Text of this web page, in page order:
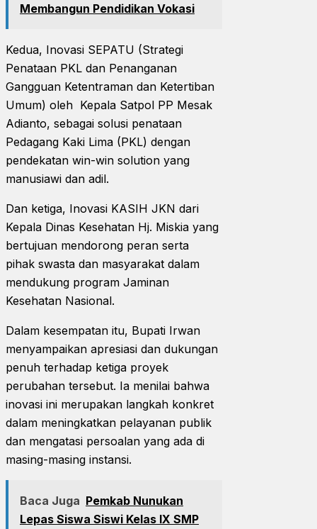
Membangun Pendidikan Vokasi
Kedua, Inovasi SEPATU (Strategi
Penataan PKL dan Penanganan
Gangguan Ketentraman dan Ketertiban
Umum) oleh Kepala Satpol PP Mesak
Adianto, sebagai solusi penataan
Pedagang Kaki Lima (PKL) dengan
pendekatan win-win solution yang
manusiawi dan adil.
Dan ketiga, Inovasi KASIH JKN dari
Kepala Dinas Kesehatan Hj. Miskia yang
bertujuan mendorong peran serta
pihak swasta dan masyarakat dalam
mendukung program Jaminan
Kesehatan Nasional.
Dalam kesempatan itu, Bupati Irwan
menyampaikan apresiasi dan dukungan
penuh terhadap ketiga proyek
perubahan tersebut. Ia menilai bahwa
inovasi ini merupakan langkah konkret
dalam meningkatkan pelayanan publik
dan mengatasi persoalan yang ada di
masing-masing instansi.
Baca Juga Pemkab Nunukan
Lepas Siswa Siswi Kelas IX SMP